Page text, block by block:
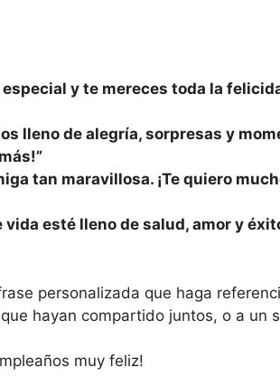
y te mereces toda la
lleno de alegría, sorpresas y
tan maravillosa. ¡Te quiero
vida esté lleno de salud, amor y
personalizada que haga
hayan compartido juntos, o a un
muy feliz!